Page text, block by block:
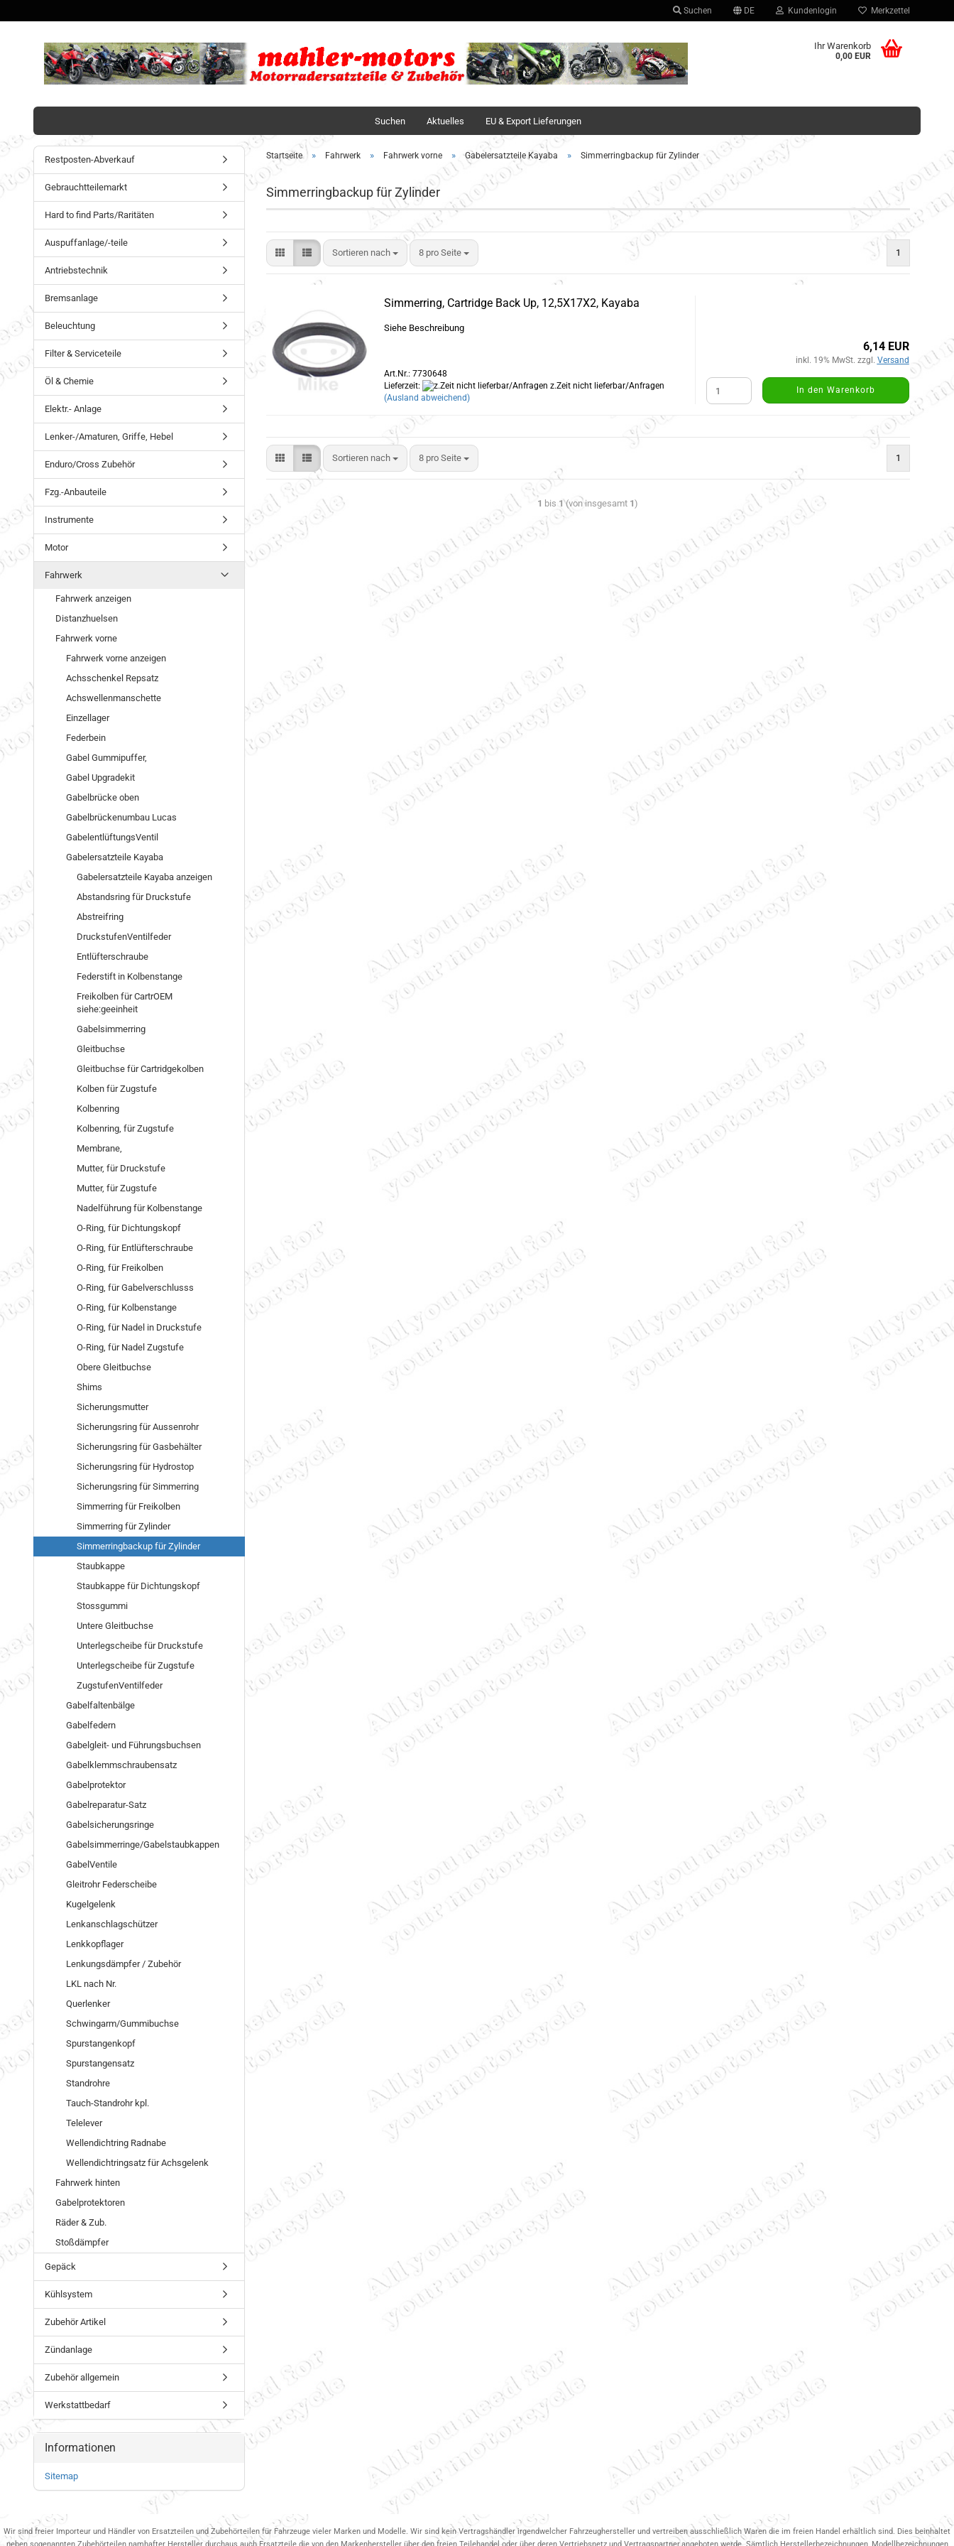
Suchen DE
Sprache auswählen
Kundenlogin
Konto erstellen
Passwort vergessen?
Merkzettel
Ihr Warenkorb
0,00 EUR
Suchen Aktuelles EU & Export Lieferungen
Startseite » Fahrwerk » Fahrwerk vorne » Gabelersatzteile Kayaba » Simmerringbackup für Zylinder
Simmerringbackup für Zylinder
Sortieren nach 8 pro Seite 1
Simmerring, Cartridge Back Up, 12,5X17X2, Kayaba
Siehe Beschreibung
Art.Nr.: 7730648
Lieferzeit:
z.Zeit nicht lieferbar/Anfragen
(Ausland abweichend)
6,14 EUR
inkl. 19% MwSt. zzgl. Versand
In den Warenkorb
Sortieren nach 8 pro Seite 1
1 bis 1(von insgesamt 1)
Restposten-Abverkauf
Gebrauchtteilemarkt
Hard to find Parts/Raritäten
Auspuffanlage/-teile
Antriebstechnik
Bremsanlage
Beleuchtung
Filter & Serviceteile
Öl & Chemie
Elektr.- Anlage
Lenker-/Amaturen, Griffe, Hebel
Enduro/Cross Zubehör
Fzg.-Anbauteile
Instrumente
Motor
Fahrwerk
Fahrwerk anzeigen
Distanzhuelsen
Fahrwerk vorne
Fahrwerk vorne anzeigen
Achsschenkel Repsatz
Achswellenmanschette
Einzellager
Federbein
Gabel Gummipuffer,
Gabel Upgradekit
Gabelbrücke oben
Gabelbrückenumbau Lucas
GabelentlüftungsVentil
Gabelersatzteile Kayaba
Gabelersatzteile Kayaba anzeigen
Abstandsring für Druckstufe
Abstreifring
DruckstufenVentilfeder
Entlüfterschraube
Federstift in Kolbenstange
Freikolben für CartrOEM
siehe:geeinheit
Gabelsimmerring
Gleitbuchse
Gleitbuchse für Cartridgekolben
Kolben für Zugstufe
Kolbenring
Kolbenring, für Zugstufe
Membrane,
Mutter, für Druckstufe
Mutter, für Zugstufe
Nadelführung für Kolbenstange
O-Ring, für Dichtungskopf
O-Ring, für Entlüfterschraube
O-Ring, für Freikolben
O-Ring, für Gabelverschlusss
O-Ring, für Kolbenstange
O-Ring, für Nadel in Druckstufe
O-Ring, für Nadel Zugstufe
Obere Gleitbuchse
Shims
Sicherungsmutter
Sicherungsring für Aussenrohr
Sicherungsring für Gasbehälter
Sicherungsring für Hydrostop
Sicherungsring für Simmerring
Simmerring für Freikolben
Simmerring für Zylinder
Simmerringbackup für Zylinder
Staubkappe
Staubkappe für Dichtungskopf
Stossgummi
Untere Gleitbuchse
Unterlegscheibe für Druckstufe
Unterlegscheibe für Zugstufe
ZugstufenVentilfeder
Gabelfaltenbälge
Gabelfedern
Gabelgleit- und Führungsbuchsen
Gabelklemmschraubensatz
Gabelprotektor
Gabelreparatur-Satz
Gabelsicherungsringe
Gabelsimmerringe/Gabelstaubkappen
GabelVentile
Gleitrohr Federscheibe
Kugelgelenk
Lenkanschlagschützer
Lenkkopflager
Lenkungsdämpfer / Zubehör
LKL nach Nr.
Querlenker
Schwingarm/Gummibuchse
Spurstangenkopf
Spurstangensatz
Standrohre
Tauch-Standrohr kpl.
Telelever
Wellendichtring Radnabe
Wellendichtringsatz für Achsgelenk
Fahrwerk hinten
Gabelprotektoren
Räder & Zub.
Stoßdämpfer
Gepäck
Kühlsystem
Zubehör Artikel
Zündanlage
Zubehör allgemein
Werkstattbedarf
Informationen
Sitemap
Wir sind freier Importeur und Händler von Ersatzteilen und Zubehörteilen für Fahrzeuge vieler Marken und Modelle. Wir sind kein Vertragshändler irgendwelcher Fahrzeughersteller und vertreiben ausschließlich Waren die im freien Handel erhältlich sind. Dies beinhaltet